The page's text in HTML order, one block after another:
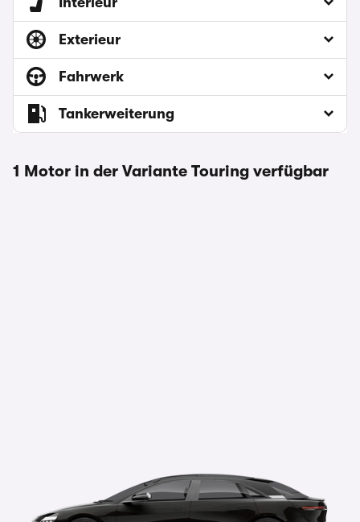
Exterieur
Fahrwerk
Tankerweiterung
1 Motor in der Variante Touring verfügbar